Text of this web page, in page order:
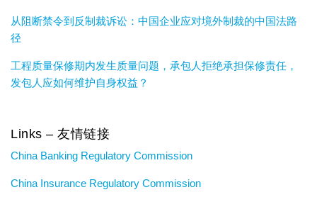
从阻断禁令到反制裁诉讼：中国企业应对境外制裁的中国法路
径
工程质量保修期内发生质量问题，承包人拒绝承担保修责任，
发包人应如何维护自身权益？
Links – 友情链接
China Banking Regulatory Commission
China Insurance Regulatory Commission